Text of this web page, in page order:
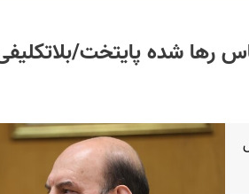
رها شده پایتخت/